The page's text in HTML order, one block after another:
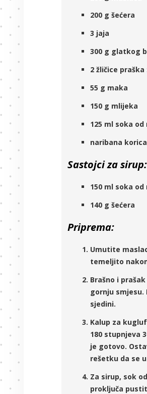
200 g šećera
3 jaja
300 g glatkog
2 žličice praška
55 g maka
150 g mlijeka
125 ml soka od
naribana
Sastojci za sirup:
150 ml soka od
140 g šećera
Priprema:
Umutite
temeljito
Brašno i
gornju
sjedini.
Kalup za
180 stupnjeva
je gotovo.
rešetku da se
Za sirup, sok
proključa